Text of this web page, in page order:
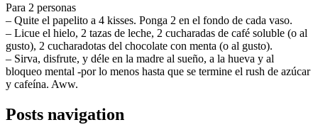
Para 2 personas
– Quite el papelito a 4 kisses. Ponga 2 en el fondo de cada vaso.
– Licue el hielo, 2 tazas de leche, 2 cucharadas de café soluble (o al
gusto), 2 cucharadotas del chocolate con menta (o al gusto).
– Sirva, disfrute, y déle en la madre al sueño, a la hueva y al
bloqueo mental -por lo menos hasta que se termine el rush de azúcar
y cafeína. Aww.
Posts navigation